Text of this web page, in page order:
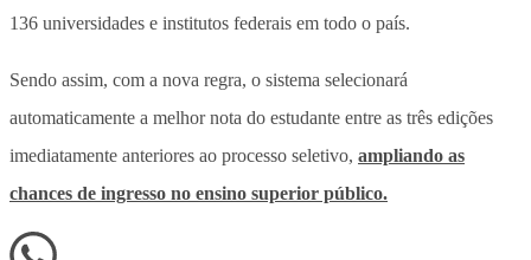
136 universidades e institutos federais em todo o país.
Sendo assim, com a nova regra, o sistema selecionará
automaticamente a melhor nota do estudante entre as três edições
imediatamente anteriores ao processo seletivo, ampliando as
chances de ingresso no ensino superior público.